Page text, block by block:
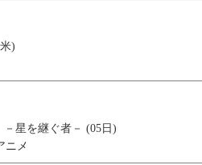
)
星を継ぐ者－ (05日)
メ